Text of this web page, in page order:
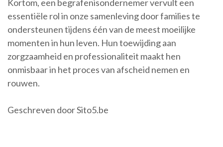
Kortom, een begrafenisondernemer vervult een
essentiële rol in onze samenleving door families te
ondersteunen tijdens één van de meest moeilijke
momenten in hun leven. Hun toewijding aan
zorgzaamheid en professionaliteit maakt hen
onmisbaar in het proces van afscheid nemen en
rouwen.
Geschreven door Sito5.be